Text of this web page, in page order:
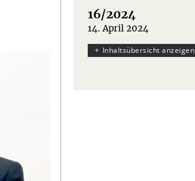
16/2024
:
14. April 2024
Inhaltsübersicht anzeigen